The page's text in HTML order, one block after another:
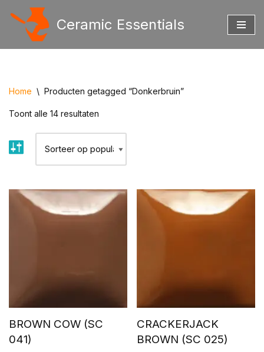
Ceramic Essentials
Home \ Producten getagged “Donkerbruin”
Toont alle 14 resultaten
BROWN COW (SC
041)
CRACKERJACK
BROWN (SC 025)